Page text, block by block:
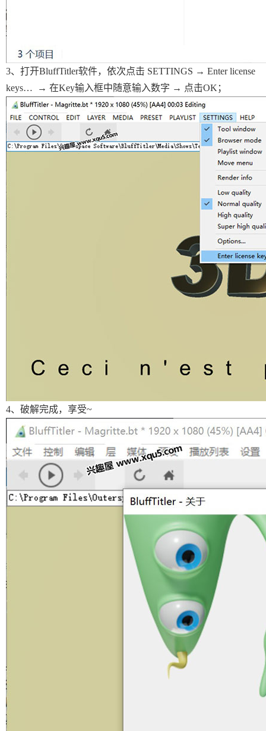
3、打开BluffTitler软件，依次点击 SETTINGS → Enter license
keys… → 在Key输入框中随意输入数字 → 点击OK；
4、破解完成，享受~